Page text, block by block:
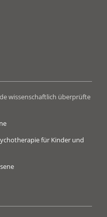
wissenschaftlich überprüfte
für Kinder und